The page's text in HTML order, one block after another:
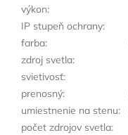
výkon:
IP stupeň ochrany:
farba:
zdroj svetla:
svietivosť:
prenosný:
umiestnenie na stenu:
počet zdrojov svetla: